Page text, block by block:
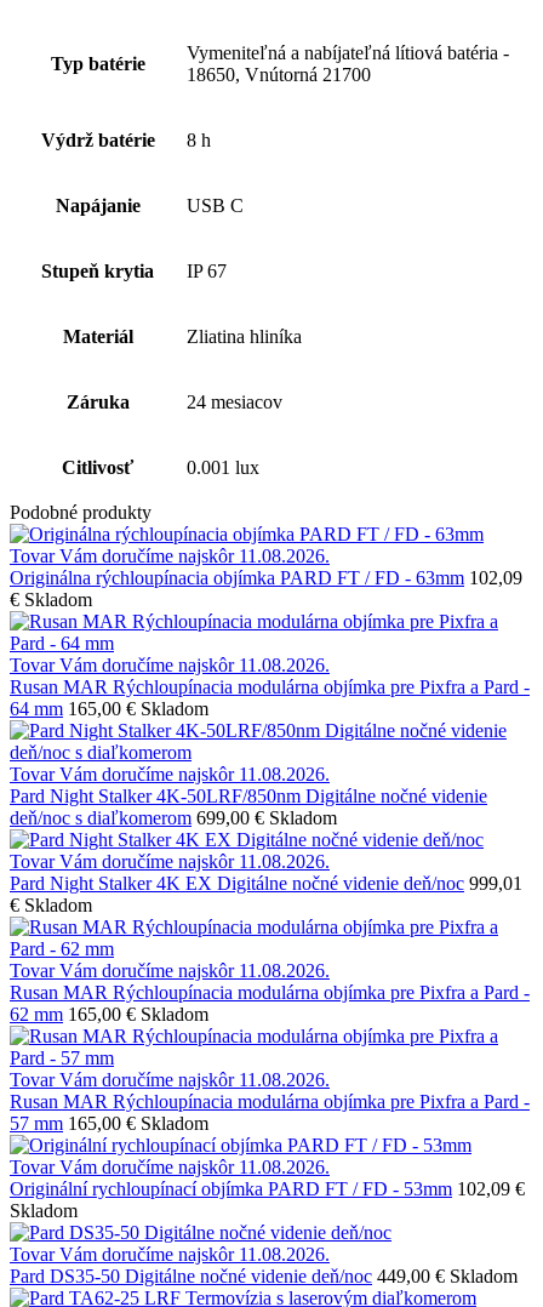
Typ batérie
Vymeniteľná a nabíjateľná lítiová batéria -
18650, Vnútorná 21700
Výdrž batérie 8 h
Napájanie USB C
Stupeň krytia IP 67
Materiál Zliatina hliníka
Záruka 24 mesiacov
Citlivosť 0.001 lux
Podobné produkty
Tovar Vám doručíme najskôr 11.08.2026.
Originálna rýchloupínacia objímka PARD FT / FD - 63mm 102,09
€ Skladom
Tovar Vám doručíme najskôr 11.08.2026.
Rusan MAR Rýchloupínacia modulárna objímka pre Pixfra a Pard -
64 mm 165,00 € Skladom
Tovar Vám doručíme najskôr 11.08.2026.
Pard Night Stalker 4K-50LRF/850nm Digitálne nočné videnie
deň/noc s diaľkomerom 699,00 € Skladom
Tovar Vám doručíme najskôr 11.08.2026.
Pard Night Stalker 4K EX Digitálne nočné videnie deň/noc 999,01
€ Skladom
Tovar Vám doručíme najskôr 11.08.2026.
Rusan MAR Rýchloupínacia modulárna objímka pre Pixfra a Pard -
62 mm 165,00 € Skladom
Tovar Vám doručíme najskôr 11.08.2026.
Rusan MAR Rýchloupínacia modulárna objímka pre Pixfra a Pard -
57 mm 165,00 € Skladom
Tovar Vám doručíme najskôr 11.08.2026.
Originální rychloupínací objímka PARD FT / FD - 53mm 102,09 €
Skladom
Tovar Vám doručíme najskôr 11.08.2026.
Pard DS35-50 Digitálne nočné videnie deň/noc 449,00 € Skladom